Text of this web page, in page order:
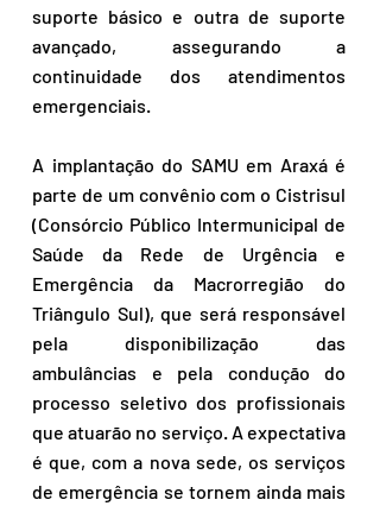
suporte básico e outra de suporte
avançado, assegurando a
continuidade dos atendimentos
emergenciais.
A implantação do SAMU em Araxá é
parte de um convênio com o Cistrisul
(Consórcio Público Intermunicipal de
Saúde da Rede de Urgência e
Emergência da Macrorregião do
Triângulo Sul), que será responsável
pela disponibilização das
ambulâncias e pela condução do
processo seletivo dos profissionais
que atuarão no serviço. A expectativa
é que, com a nova sede, os serviços
de emergência se tornem ainda mais